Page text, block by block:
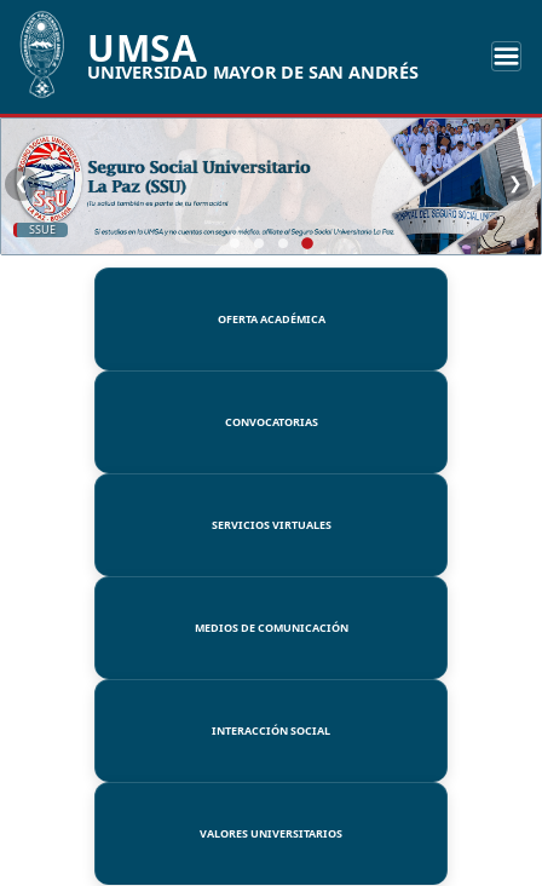
UMSA
UNIVERSIDAD MAYOR DE SAN ANDRÉS
UMSA
❮ ❯
OFERTA ACADÉMICA
CONVOCATORIAS
SERVICIOS VIRTUALES
MEDIOS DE COMUNICACIÓN
INTERACCIÓN SOCIAL
VALORES UNIVERSITARIOS